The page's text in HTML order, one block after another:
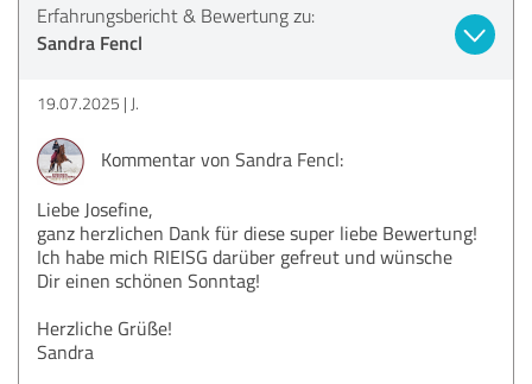
Erfahrungsbericht & Bewertung zu:
Sandra Fencl
19.07.2025 J.
Kommentar von Sandra Fencl:
Liebe Josefine,
ganz herzlichen Dank für diese super liebe Bewertung!
Ich habe mich RIEISG darüber gefreut und wünsche
Dir einen schönen Sonntag!
Herzliche Grüße!
Sandra